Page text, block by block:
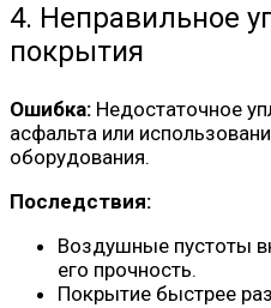
4. Неправильное
покрытия
Ошибка: Недостаточное
асфальта или
оборудования.
Последствия:
Воздушные пустоты
его прочность.
Покрытие быстрее